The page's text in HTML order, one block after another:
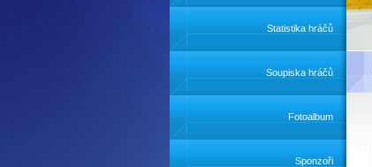
Statistika hráčů
Soupiska hráčů
Fotoalbum
Sponzoři